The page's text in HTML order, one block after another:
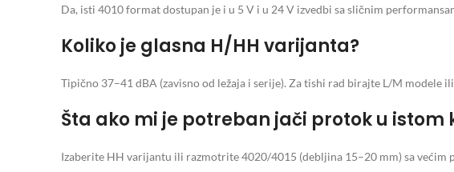
Da, isti 4010 format dostupan je i u 5 V i u 24 V izvedbi sa sličnim
Koliko je glasna H/HH varijanta?
Tipično 37–41 dBA (zavisno od ležaja i serije). Za tishi rad birajte L/M modele
Šta ako mi je potreban jači protok u istom
Izaberite HH varijantu ili razmotrite 4020/4015 (debljina 15–20 mm) sa većim